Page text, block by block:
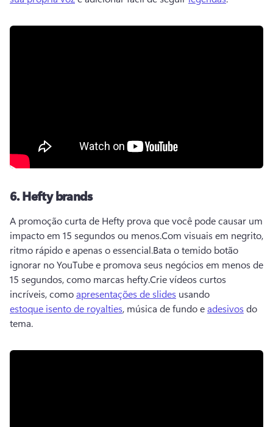
6.Hefty brands
A promoção curta de Hefty prova que você pode causar um
impacto em 15 segundos ou menos.Com visuais em negrito,
ritmo rápido e apenas o essencial.Bata o temido botão
ignorar no YouTube e promova seus negócios em menos de
15 segundos, como marcas hefty.Crie vídeos curtos
incríveis, como apresentações de slides usando
estoque isento de royalties, música de fundo e adesivos do
tema.